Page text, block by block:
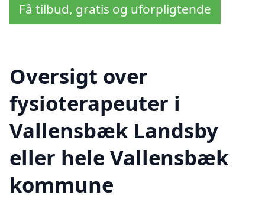
Få tilbud, gratis og uforpligtende
Oversigt over
fysioterapeuter i
Vallensbæk Landsby
eller hele Vallensbæk
kommune